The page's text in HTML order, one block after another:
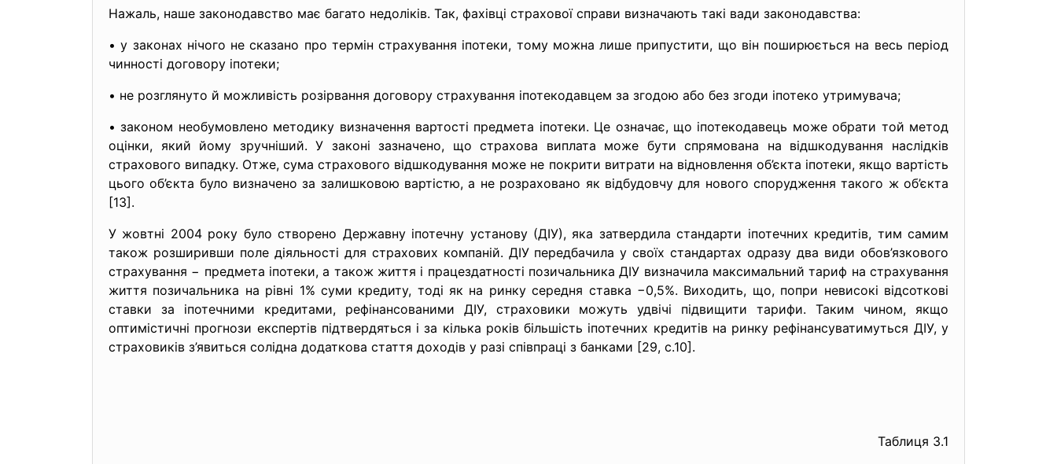
Нажаль, наше законодавство має багато недоліків. Так, фахівці страхової справи визначають такі вади законодавства:
• у законах нічого не сказано про термін страхування іпотеки, тому можна лише припустити, що він поширюється на весь період
чинності договору іпотеки;
• не розглянуто й можливість розірвання договору страхування іпотекодавцем за згодою або без згоди іпотеко утримувача;
• законом необумовлено методику визначення вартості предмета іпотеки. Це означає, що іпотекодавець може обрати той метод
оцінки, який йому зручніший. У законі зазначено, що страхова виплата може бути спрямована на відшкодування наслідків
страхового випадку. Отже, сума страхового відшкодування може не покрити витрати на відновлення об’єкта іпотеки, якщо вартість
цього об’єкта було визначено за залишковою вартістю, а не розраховано як відбудовчу для нового спорудження такого ж об’єкта
[13].
У жовтні 2004 року було створено Державну іпотечну установу (ДІУ), яка затвердила стандарти іпотечних кредитів, тим самим
також розширивши поле діяльності для страхових компаній. ДІУ передбачила у своїх стандартах одразу два види обов’язкового
страхування − предмета іпотеки, а також життя і працездатності позичальника ДІУ визначила максимальний тариф на страхування
життя позичальника на рівні 1% суми кредиту, тоді як на ринку середня ставка −0,5%. Виходить, що, попри невисокі відсоткові
ставки за іпотечними кредитами, рефінансованими ДІУ, страховики можуть удвічі підвищити тарифи. Таким чином, якщо
оптимістичні прогнози експертів підтвердяться і за кілька років більшість іпотечних кредитів на ринку рефінансуватимуться ДІУ, у
страховиків з’явиться солідна додаткова стаття доходів у разі співпраці з банками [29, с.10].
Таблиця 3.1